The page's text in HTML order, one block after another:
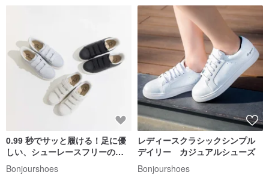
0.99 秒でサッと履ける！足に優
しい、シューレースフリーのホ
ワイトスニーカー
Bonjourshoes
レディースクラシックシンプル
デイリー カジュアルシューズ
Bonjourshoes